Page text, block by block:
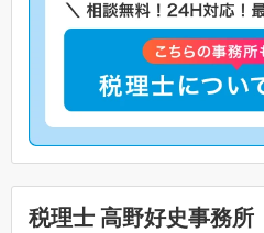
税理士 高野好史事務所